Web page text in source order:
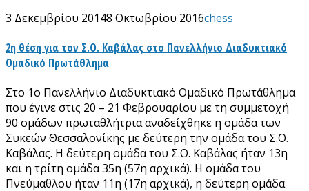
3 Δεκεμβρίου 20148 Οκτωβρίου 2016chess
2η θέση για τον Σ.Ο. Καβάλας στο Πανελλήνιο Διαδυκτιακό
Ομαδικό Πρωτάθλημα
Στο 1ο Πανελλήνιο Διαδυκτιακό Ομαδικό Πρωτάθλημα
που έγινε στις 20 – 21 Φεβρουαρίου με τη συμμετοχή
90 ομάδων πρωταθλήτρια αναδείχθηκε η ομάδα των
Συκεών Θεσσαλονίκης με δεύτερη την ομάδα του Σ.Ο.
Καβάλας. Η δεύτερη ομάδα του Σ.Ο. Καβάλας ήταν 13η
και η τρίτη ομάδα 35η (57η αρχικά). Η ομάδα του
Πνεύμαθλου ήταν 11η (17η αρχικά), η δεύτερη ομάδα